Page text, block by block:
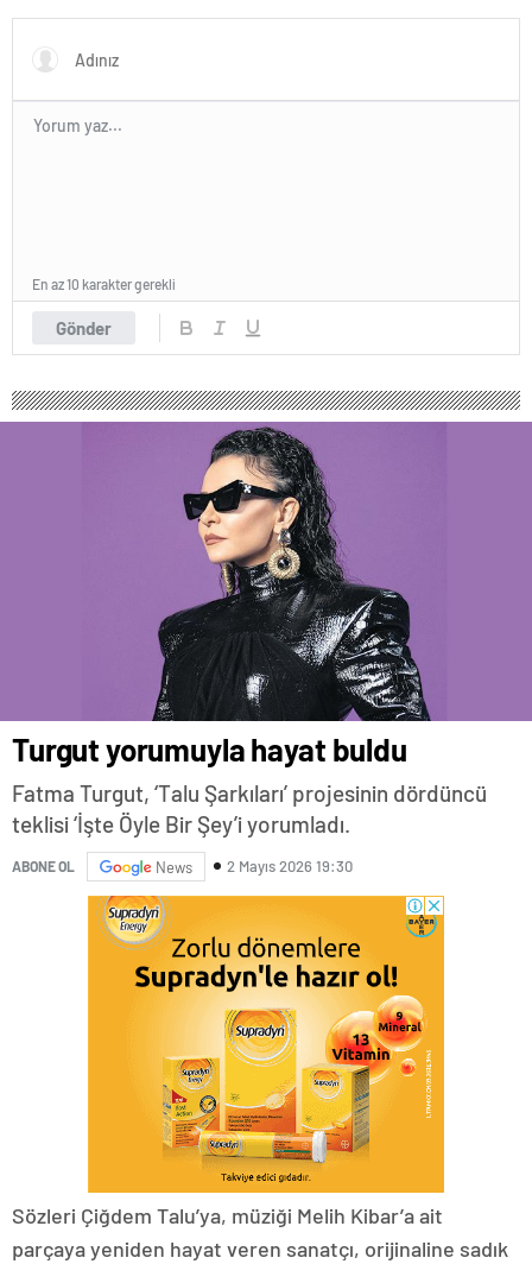
Gönder
En az 10 karakter gerekli
Turgut yorumuyla hayat buldu
Fatma Turgut, ‘Talu Şarkıları’ projesinin dördüncü
teklisi ‘İşte Öyle Bir Şey’i yorumladı.
ABONE OL News 2 Mayıs 2026 19:30
Sözleri Çiğdem Talu’ya, müziği Melih Kibar’a ait
parçaya yeniden hayat veren sanatçı, orijinaline sadık